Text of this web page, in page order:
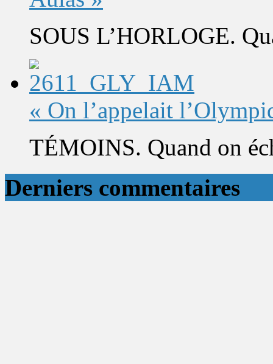
SOUS L’HORLOGE.
« On l’appelait
TÉMOINS. Quand on
Derniers commentaires